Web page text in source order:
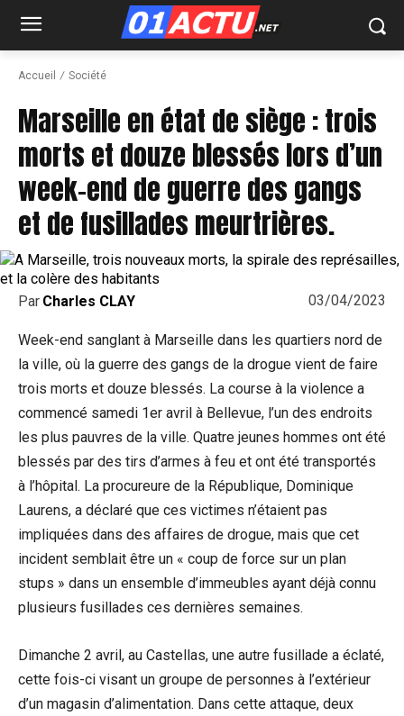
Accueil Société
Marseille en état de siège : trois
morts et douze blessés lors d’un
week-end de guerre des gangs
et de fusillades meurtrières.
03/04/2023
Par Charles CLAY
Week-end sanglant à Marseille dans les quartiers nord de
la ville, où la guerre des gangs de la drogue vient de faire
trois morts et douze blessés. La course à la violence a
commencé samedi 1er avril à Bellevue, l’un des endroits
les plus pauvres de la ville. Quatre jeunes hommes ont été
blessés par des tirs d’armes à feu et ont été transportés
à l’hôpital. La procureure de la République, Dominique
Laurens, a déclaré que ces victimes n’étaient pas
impliquées dans des affaires de drogue, mais que cet
incident semblait être un « coup de force sur un plan
stups » dans un ensemble d’immeubles ayant déjà connu
plusieurs fusillades ces dernières semaines.
Dimanche 2 avril, au Castellas, une autre fusillade a éclaté,
cette fois-ci visant un groupe de personnes à l’extérieur
d’un magasin d’alimentation. Dans cette attaque, deux